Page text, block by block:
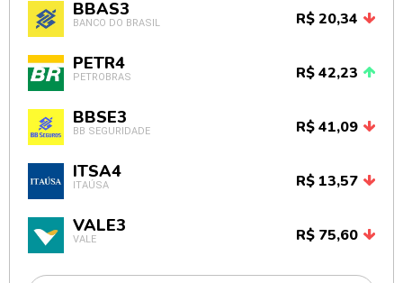
BBAS3
BANCO DO BRASIL R$ 20,34
PETR4
PETROBRAS R$ 42,23
BBSE3
BB SEGURIDADE R$ 41,09
ITSA4
ITAÚSA R$ 13,57
VALE3
VALE R$ 75,60